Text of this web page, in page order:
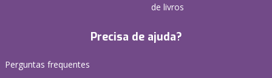
de livros
Precisa de ajuda?
Perguntas frequentes